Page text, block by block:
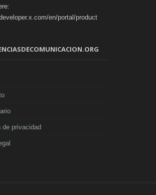
en/portal/product
de privacidad